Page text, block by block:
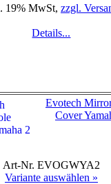
19% MwSt, zzgl.
Details...
Evotech
Cover
Art-Nr. EVOGWYA2
Variante auswählen »